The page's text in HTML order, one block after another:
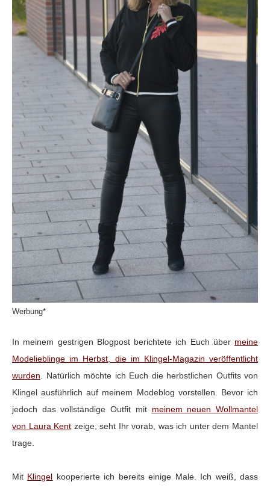
Werbung*
In meinem gestrigen Blogpost berichtete ich Euch über meine
Modelieblinge im Herbst, die im Klingel-Magazin veröffentlicht
wurden. Natürlich möchte ich Euch die herbstlichen Outfits von
Klingel ausführlich auf meinem Modeblog vorstellen. Bevor ich
jedoch das vollständige Outfit mit meinem neuen Wollmantel
von Laura Kent zeige, seht Ihr vorab, was ich unter dem Mantel
trage.
Mit Klingel kooperierte ich bereits einige Male. Ich weiß, dass